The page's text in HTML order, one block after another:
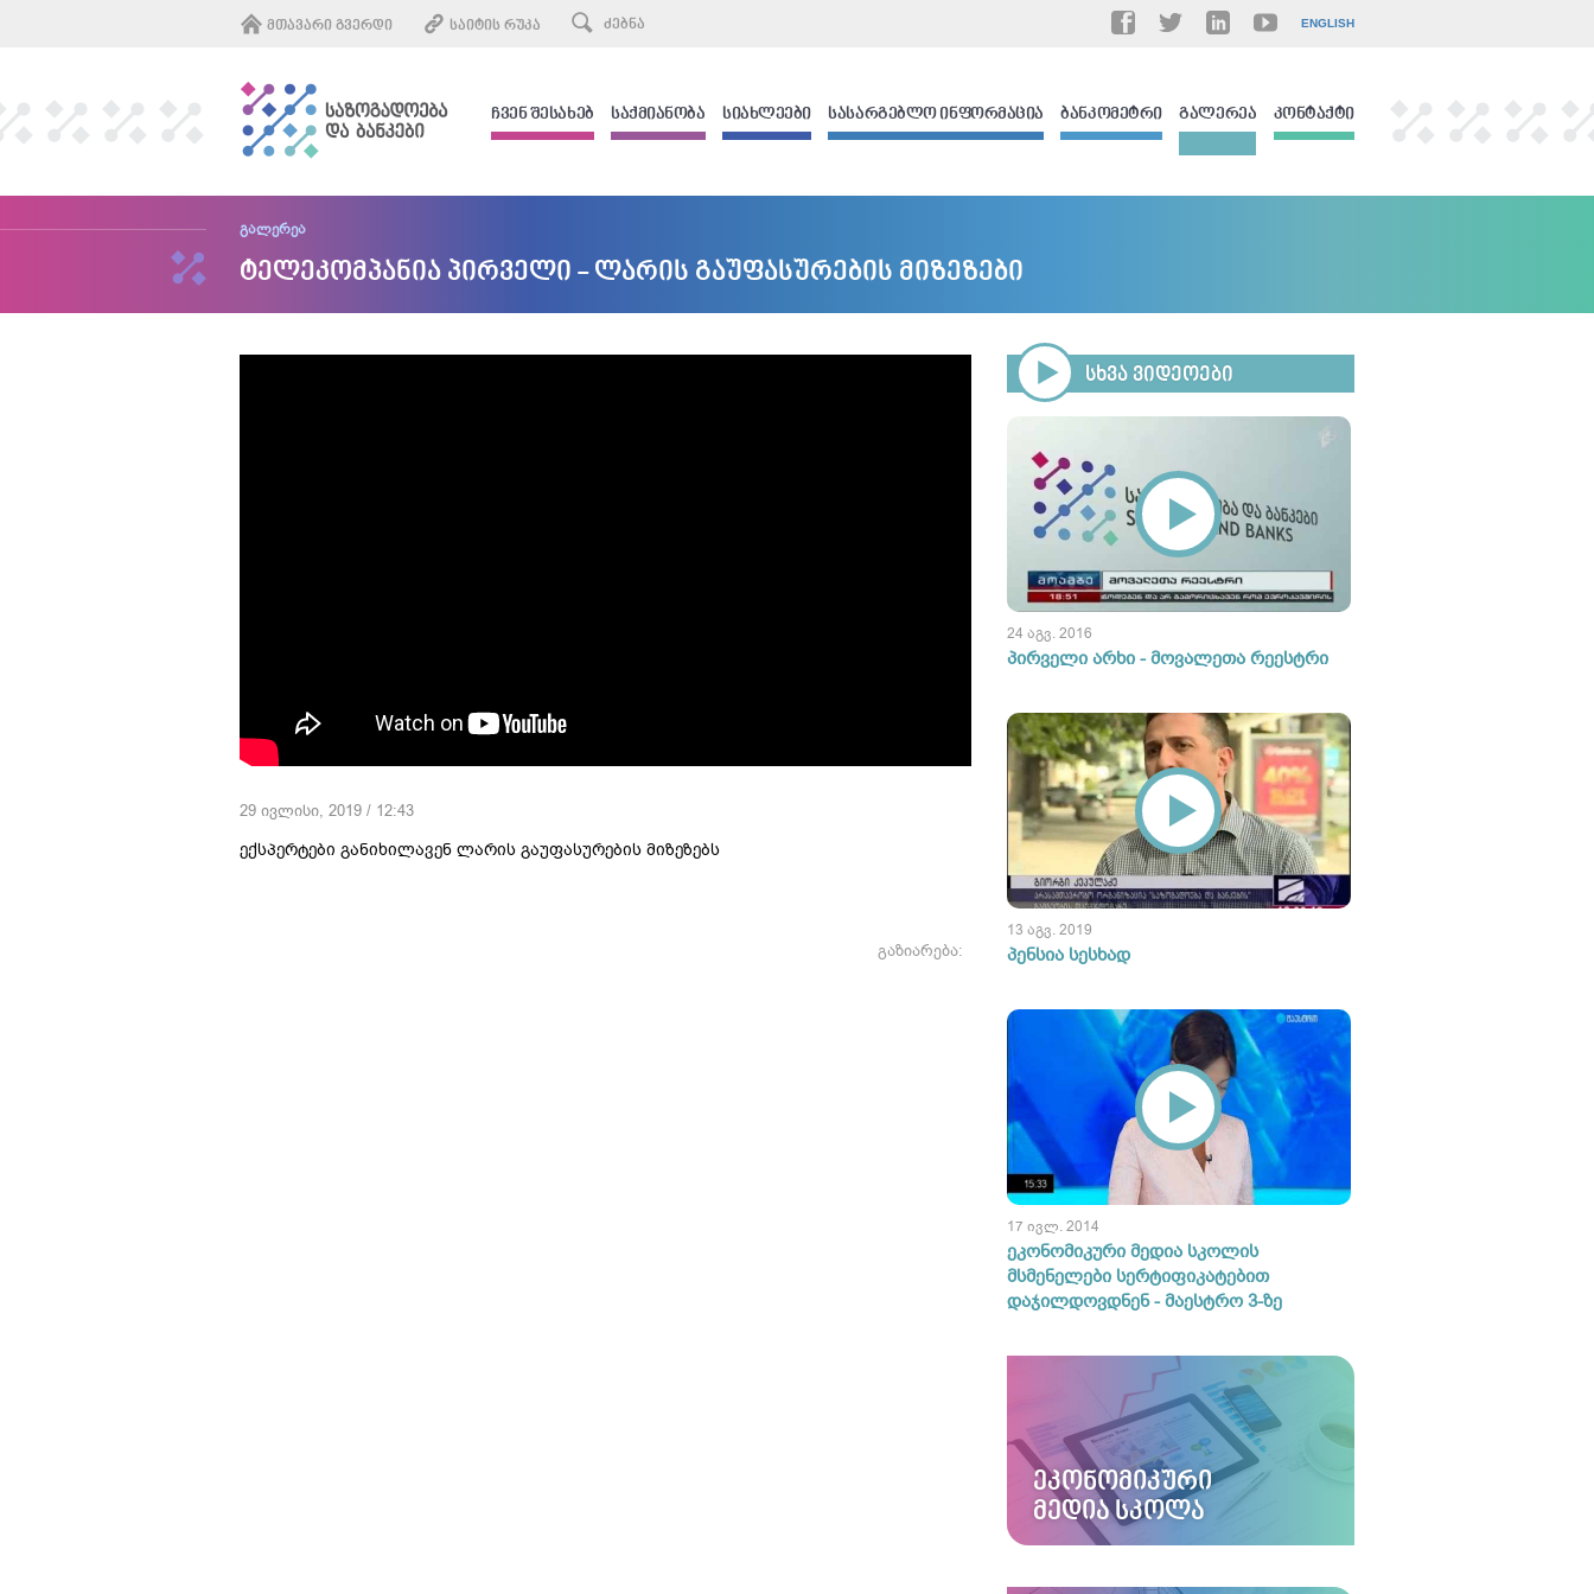
ᲛᲗᲐᲕᲐᲠᲘ ᲒᲕᲔᲠᲓᲘ ᲡᲐᲘᲢᲘᲡ ᲠᲣᲙᲐ ENGLISH
ᲩᲕᲔᲜ ᲨᲔᲡᲐᲮᲔᲑ ᲡᲐᲥᲛᲘᲐᲜᲝᲑᲐ ᲡᲘᲐᲮᲚᲔᲔᲑᲘ ᲡᲐᲡᲐᲠᲒᲔᲑᲚᲝ ᲘᲜᲤᲝᲠᲛᲐᲪᲘᲐ ᲑᲐᲜᲙᲝᲛᲔᲢᲠᲘ ᲒᲐᲚᲔᲠᲔᲐ ᲙᲝᲜᲢᲐᲥᲢᲘ
გალერეა
ტელეკომპანია პირველი - ლარის გაუფასურების მიზეზები
29 ივლისი, 2019 / 12:43
ექსპერტები განიხილავენ ლარის გაუფასურების მიზეზებს
გაზიარება:
ᲡᲮᲕᲐ ᲕᲘᲓᲔᲝᲔᲑᲘ
24 აგვ. 2016
პირველი არხი - მოვალეთა რეესტრი
13 აგვ. 2019
პენსია სესხად
17 ივლ. 2014
ეკონომიკური მედია სკოლის
მსმენელები სერტიფიკატებით
დაჯილდოვდნენ - მაესტრო 3-ზე
ᲔᲙᲝᲜᲝᲛᲘᲙᲣᲠᲘ
ᲛᲔᲓᲘᲐ ᲡᲙᲝᲚᲐ